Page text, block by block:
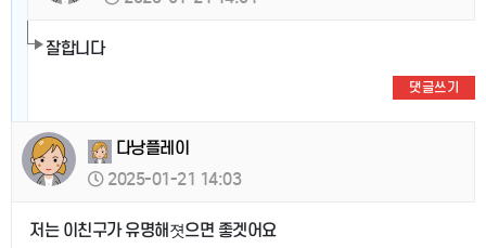
잘합니다
댓글쓰기
다낭플레이
2025-01-21 14:03
저는 이친구가 유명해졋으면 좋겟어요